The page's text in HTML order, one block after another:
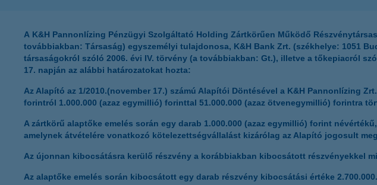
A K&H Pannonlízing Pénzügyi Szolgáltató Holding Zártkörűen Működő
továbbiakban: Társaság) egyszemélyi tulajdonosa, K&H Bank Zrt. (székhelye: 1051
társaságokról szóló 2006. évi IV. törvény (a továbbiakban: Gt.), illetve a tőkepiacról
17. napján az alábbi határozatokat hozta:
Az Alapító az 1/2010.(november 17.) számú Alapítói Döntésével a K&H Pannonlízing
forintról 1.000.000 (azaz egymillió) forinttal 51.000.000 (azaz ötvenegymillió) forintra
A zártkörű alaptőke emelés során egy darab 1.000.000 (azaz egymillió) forint
amelynek átvételére vonatkozó kötelezettségvállalást kizárólag az Alapító jogosult
Az újonnan kibocsátásra kerülő részvény a korábbiakban kibocsátott részvényekkel
Az alaptőke emelés során kibocsátott egy darab részvény kibocsátási értéke